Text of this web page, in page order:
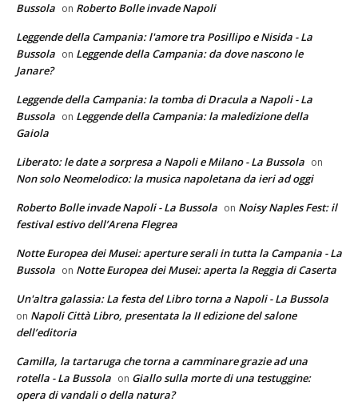
Bussola on Roberto Bolle invade Napoli
Leggende della Campania: l'amore tra Posillipo e Nisida - La
Bussola on Leggende della Campania: da dove nascono le
Janare?
Leggende della Campania: la tomba di Dracula a Napoli - La
Bussola on Leggende della Campania: la maledizione della
Gaiola
Liberato: le date a sorpresa a Napoli e Milano - La Bussola on
Non solo Neomelodico: la musica napoletana da ieri ad oggi
Roberto Bolle invade Napoli - La Bussola on Noisy Naples Fest: il
festival estivo dell’Arena Flegrea
Notte Europea dei Musei: aperture serali in tutta la Campania - La
Bussola on Notte Europea dei Musei: aperta la Reggia di Caserta
Un'altra galassia: La festa del Libro torna a Napoli - La Bussola
on Napoli Città Libro, presentata la II edizione del salone
dell’editoria
Camilla, la tartaruga che torna a camminare grazie ad una
rotella - La Bussola on Giallo sulla morte di una testuggine:
opera di vandali o della natura?